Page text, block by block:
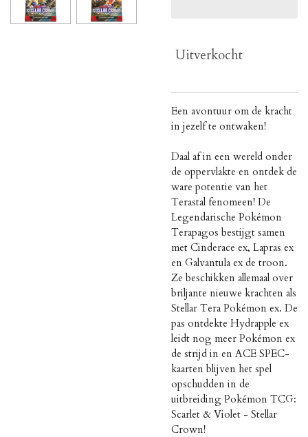
Uitverkocht
Een avontuur om de kracht
in jezelf te ontwaken!
Daal af in een wereld onder
de oppervlakte en ontdek de
ware potentie van het
Terastal fenomeen! De
Legendarische Pokémon
Terapagos bestijgt samen
met Cinderace ex, Lapras ex
en Galvantula ex de troon.
Ze beschikken allemaal over
briljante nieuwe krachten als
Stellar Tera Pokémon ex. De
pas ontdekte Hydrapple ex
leidt nog meer Pokémon ex
de strijd in en ACE SPEC-
kaarten blijven het spel
opschudden in de
uitbreiding Pokémon TCG:
Scarlet & Violet - Stellar
Crown!